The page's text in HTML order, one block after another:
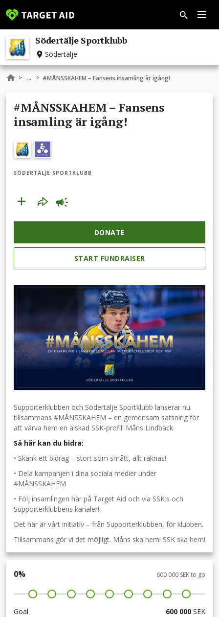
Södertälje Sportklubb
Södertälje
> ... > #MÅNSSKAHEM – Fansens insamling är igång!
#MÅNSSKAHEM – Fansens
insamling är igång!
SÖDERTÄLJE SPORTKLUBB
DONATE
START FUNDRAISER
Supporterklubben och Södertälje Sportklubb lanserar nu
tillsammans #MÅNSSKAHEM – en gemensam satsning för
att värva hem en älskad SSK-profil: Måns Lindbäck.
Så här kan du bidra:
• Skänk ett bidrag – stort som smått, allt räknas!
• Dela kampanjen i dina sociala medier under
#MÅNSSKAHEM
• Följ insamlingen här på Target Aid och via SSK:s och
Supporterklubbens kanaler!
Det här är vårt initiativ – från Supporterklubben, för klubben.
Tillsammans gör vi det möjligt. Måns ska hem! SSK ska hem!
0% 600 000 SEK to go
Goal 600 000 SEK